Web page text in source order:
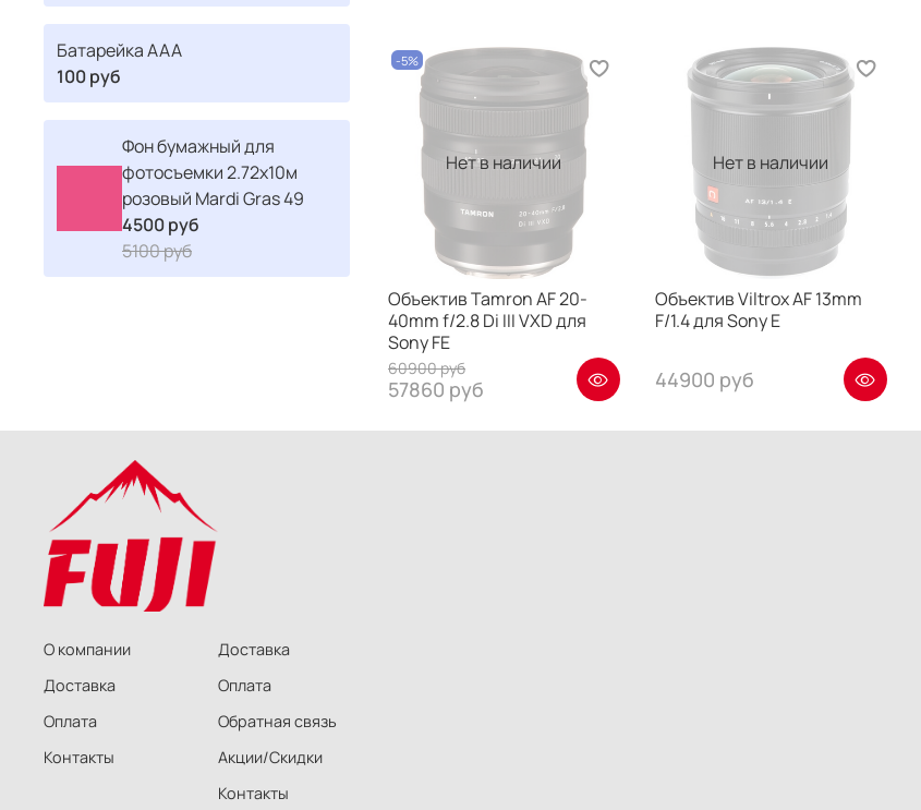
Нет в наличии
-5%
Объектив Tamron AF 20-
40mm f/2.8 Di III VXD для
Sony FE
60900 руб
57860 руб
Нет в наличии
Объектив Viltrox AF 13mm
F/1.4 для Sony E
44900 руб
Батарейка ААА
100 руб
Фон бумажный для
фотосъемки 2.72x10м
розовый Mardi Gras 49
4500 руб
5100 руб
О компании
Доставка
Оплата
Контакты
Доставка
Оплата
Обратная связь
Акции/Скидки
Контакты